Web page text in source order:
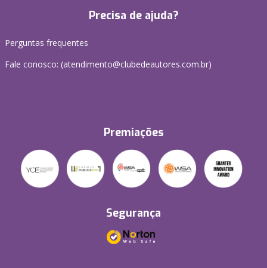
Precisa de ajuda?
Perguntas frequentes
Fale conosco: (atendimento@clubedeautores.com.br)
Premiações
Segurança